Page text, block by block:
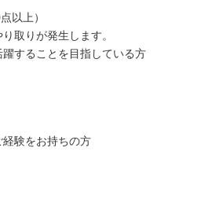
以上）
りが発生します。
することを目指している方
経験をお持ちの方